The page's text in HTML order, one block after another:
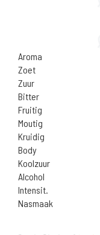
Aroma
Zoet
Zuur
Bitter
Fruitig
Moutig
Kruidig
Body
Koolzuur
Alcohol
Intensit.
Nasmaak